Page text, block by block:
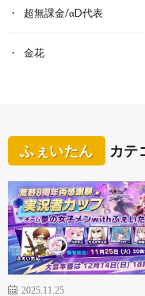
超無課金/αD代表
金花
ふぇいたん カテ
2025.11.25